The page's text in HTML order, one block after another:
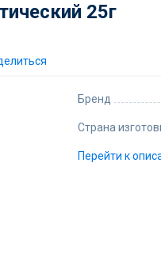
25г
Бренд
Страна
Перейти к